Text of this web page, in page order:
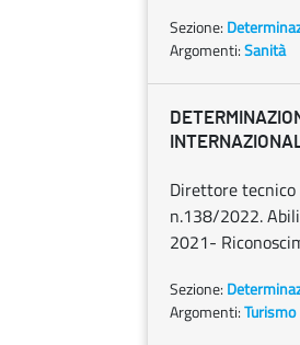
Sezione:
Argomenti:Sanità
Direttore tecnico
n.138/2022.
2021-
Sezione:
Argomenti:Turismo